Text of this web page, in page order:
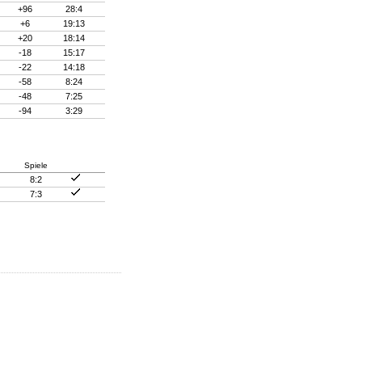
+96
28:4
+6
19:13
+20
18:14
-18
15:17
-22
14:18
-58
8:24
-48
7:25
-94 3:29
Spiele
8:2
7:3